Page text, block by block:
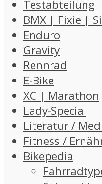
Testabteilung
BMX | Fixie |
Enduro
Gravity
Rennrad
E-Bike
XC | Marathon
Lady-Special
Literatur /
Fitness /
Bikepedia